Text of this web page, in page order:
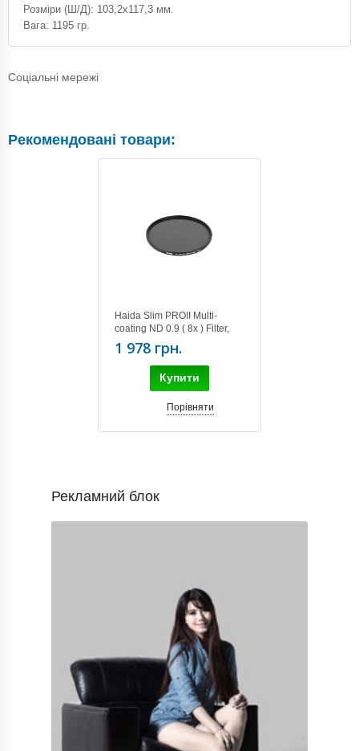
Розміри (Ш/Д): 103,2х117,3 мм.
Вага: 1195 гр.
Соціальні мережі
Рекомендовані товари:
Haida Slim PROII Multi-
coating ND 0.9 ( 8x ) Filter,
82mm
1 978 грн.
Купити
Порівняти
Рекламний блок